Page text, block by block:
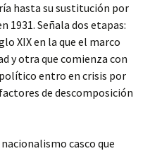
hasta su sustitución por
1931. Señala dos etapas:
XIX en la que el marco
y otra que comienza con
entro en crisis por
de descomposición
casco que